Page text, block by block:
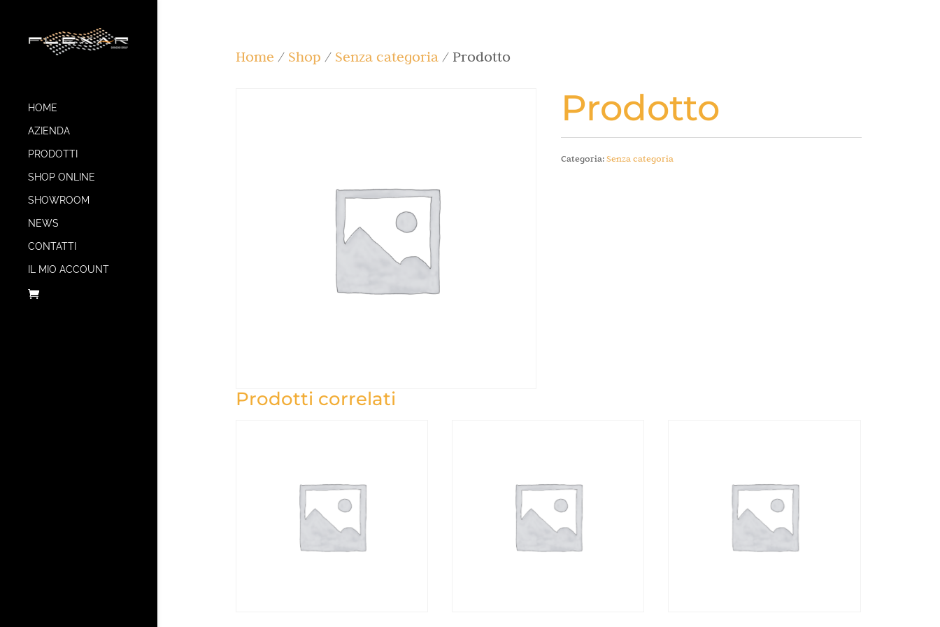
HOME
AZIENDA
PRODOTTI
SHOP ONLINE
SHOWROOM
NEWS
CONTATTI
IL MIO ACCOUNT
Home / Shop / Senza categoria/ Prodotto
Prodotto
Categoria:Senza categoria
Prodotti correlati